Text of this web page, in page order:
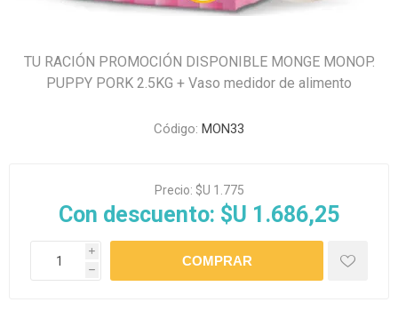
TU RACIÓN PROMOCIÓN DISPONIBLE MONGE MONOP.
PUPPY PORK 2.5KG + Vaso medidor de alimento
Código: MON33
Precio: $U 1.775
Con descuento: $U 1.686,25
i
h